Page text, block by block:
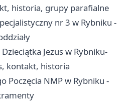
historia, grupy parafialne
nr 3 w Rybniku -
Jezus w Rybniku-
kontakt, historia
Poczęcia NMP w Rybniku -